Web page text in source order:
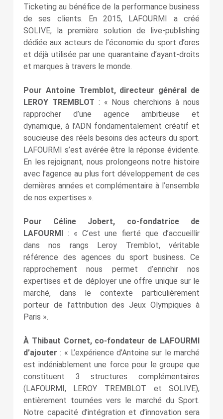
Ticketing au bénéfice de la performance business
de ses clients. En 2015, LAFOURMI a créé
SOLIVE, la première solution de live-publishing
dédiée aux acteurs de l’économie du sport d’ores
et déjà utilisée par une quarantaine d’ayant‑droits
et marques à travers le monde.
Pour Antoine Tremblot, directeur général de
LEROY TREMBLOT : « Nous cherchions à nous
rapprocher d’une agence ambitieuse et
dynamique, à l’ADN fondamentalement créatif et
soucieuse des réels besoins des acteurs du sport.
LAFOURMI s’est avérée être la réponse évidente.
En les rejoignant, nous prolongeons notre histoire
avec l’agence au plus fort développement de ces
dernières années et complémentaire à l’ensemble
de nos expertises ».
Pour Céline Jobert, co‑fondatrice de
LAFOURMI: « C’est une fierté que d’accueillir
dans nos rangs Leroy Tremblot, véritable
référence des agences du sport business. Ce
rapprochement nous permet d’enrichir nos
expertises et de déployer une offre unique sur le
marché, dans le contexte particulièrement
porteur de l’attribution des Jeux Olympiques à
Paris ».
À Thibaut Cornet, co‑fondateur de LAFOURMI
d’ajouter : « L’expérience d’Antoine sur le marché
est indéniablement une force pour le groupe que
constituent 3 structures complémentaires
(LAFOURMI, LEROY TREMBLOT et SOLIVE),
entièrement tournées vers le marché du Sport.
Notre capacité d’intégration et d’innovation sera